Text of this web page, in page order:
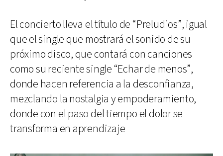
El concierto lleva el título de “Preludios”, igual
que el single que mostrará el sonido de su
próximo disco, que contará con canciones
como su reciente single “Echar de menos”,
donde hacen referencia a la desconfianza,
mezclando la nostalgia y empoderamiento,
donde con el paso del tiempo el dolor se
transforma en aprendizaje